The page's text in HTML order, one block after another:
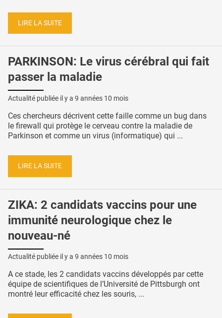
LIRE LA SUITE
PARKINSON: Le virus cérébral qui fait
passer la maladie
Actualité publiée il y a 9 années 10 mois
Ces chercheurs décrivent cette faille comme un bug dans
le firewall qui protège le cerveau contre la maladie de
Parkinson et comme un virus (informatique) qui ...
LIRE LA SUITE
ZIKA: 2 candidats vaccins pour une
immunité neurologique chez le
nouveau-né
Actualité publiée il y a 9 années 10 mois
A ce stade, les 2 candidats vaccins développés par cette
équipe de scientifiques de l’Université de Pittsburgh ont
montré leur efficacité chez les souris, ...